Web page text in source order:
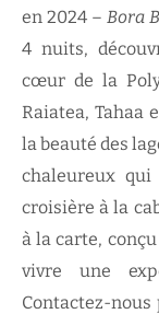
en 2024 – Bora
4 nuits,
cœur de la
Raiatea, Tahaa
la beauté des
chaleureux qui
croisière à la
à la carte,
vivre une
Contactez-